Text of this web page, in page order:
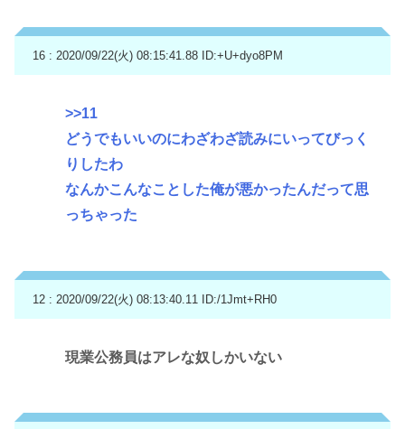
16 : 2020/09/22(火) 08:15:41.88 ID:+U+dyo8PM
>>11
どうでもいいのにわざわざ読みにいってびっく
りしたわ
なんかこんなことした俺が悪かったんだって思
っちゃった
12 : 2020/09/22(火) 08:13:40.11 ID:/1Jmt+RH0
現業公務員はアレな奴しかいない